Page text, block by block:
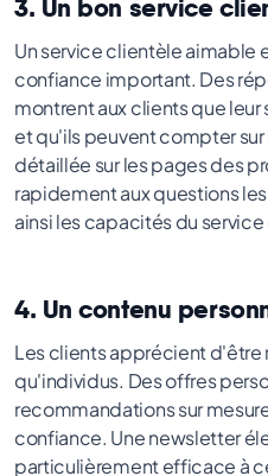
3. Un bon service
Un service clientèle aimable
confiance important. Des
montrent aux clients que
et qu'ils peuvent compter sur
détaillée sur les pages des
rapidement aux questions
ainsi les capacités du
4. Un contenu
Les clients apprécient d'être
qu'individus. Des offres
recommandations sur
confiance. Une newsletter
particulièrement efficace à